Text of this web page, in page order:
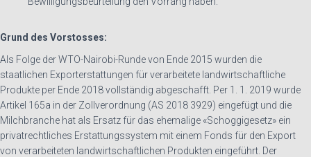
Grund des Vorstosses:
Als Folge der WTO-Nairobi-Runde von Ende 2015 wurden die
staatlichen Exporterstattungen für verarbeitete landwirtschaftliche
Produkte per Ende 2018 vollständig abgeschafft. Per 1. 1. 2019 wurde
Artikel 165a in der Zollverordnung (AS 2018 3929) eingefügt und die
Milchbranche hat als Ersatz für das ehemalige «Schoggigesetz» ein
privatrechtliches Erstattungssystem mit einem Fonds für den Export
von verarbeiteten landwirtschaftlichen Produkten eingeführt. Der